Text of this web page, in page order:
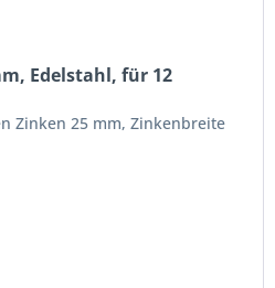
Edelstahl, für 12
Zinken 25 mm, Zinkenbreite